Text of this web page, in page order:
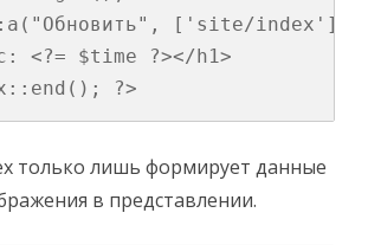
['site/
<?= $time ?></h1>
только лишь формирует данные
в представлении.